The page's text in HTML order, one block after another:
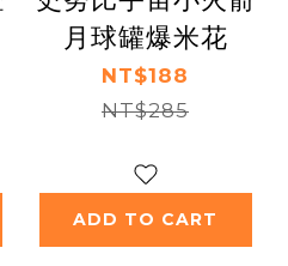
月球罐爆米花
NT$188
NT$285
ADD TO CART